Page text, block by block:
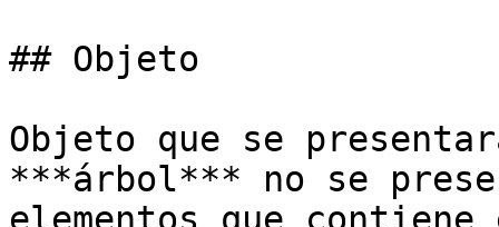
## Objeto
Objeto que se
***árbol*** no se